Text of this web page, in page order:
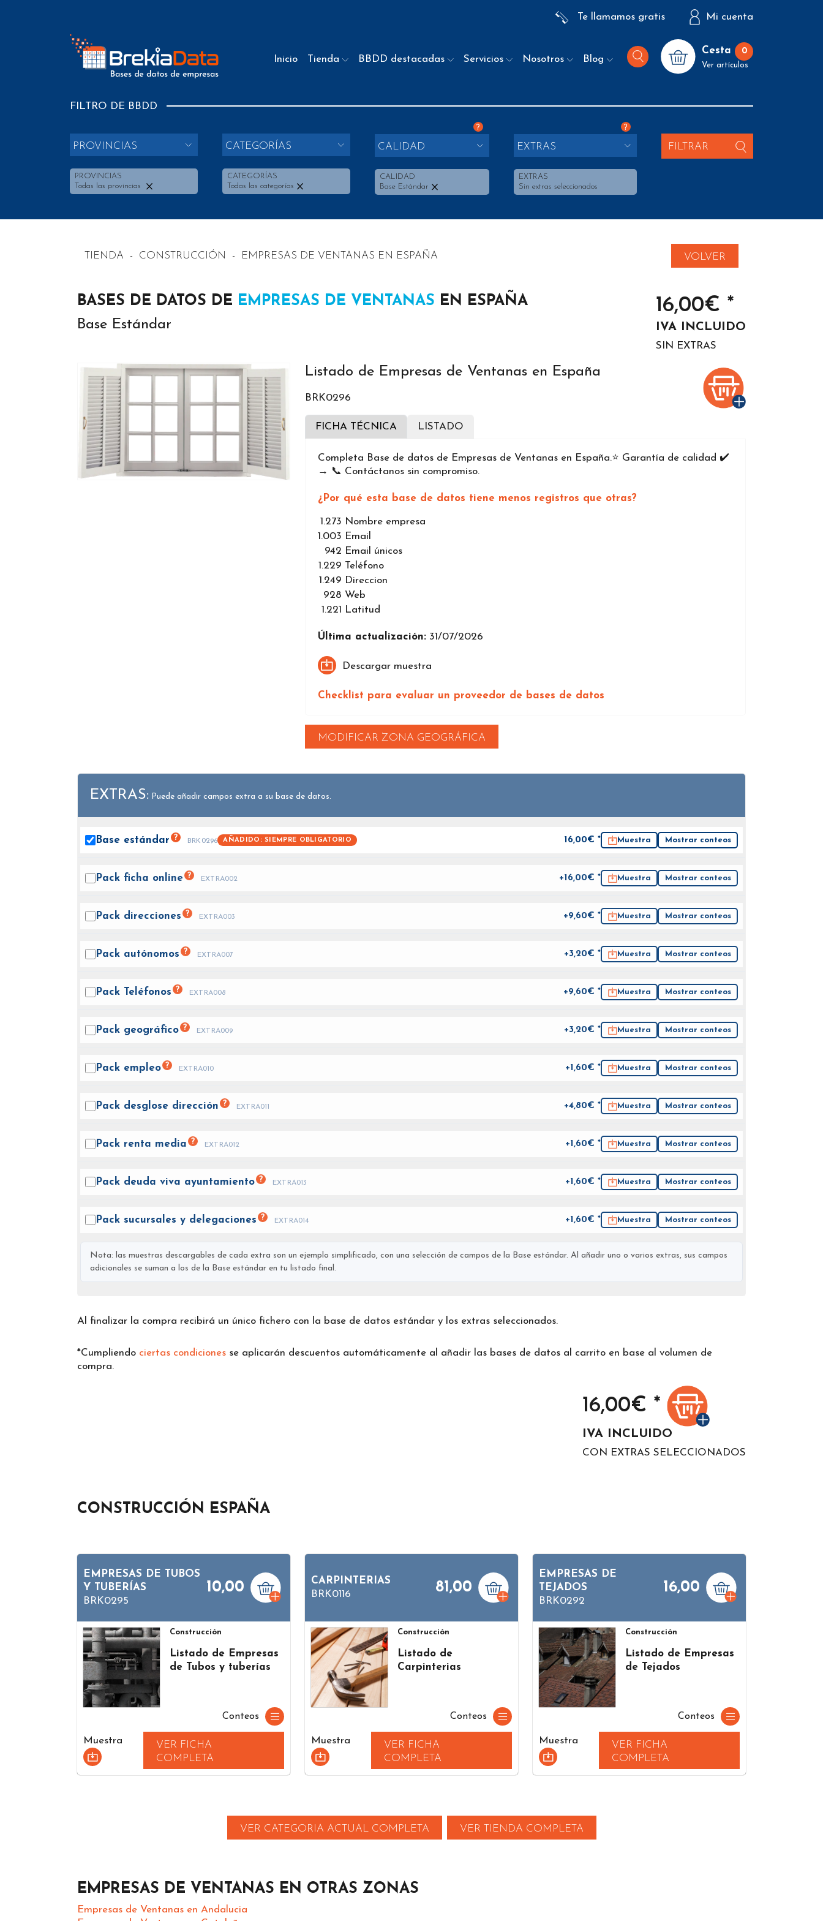
Te llamamos gratis Mi cuenta
Inicio Tienda BBDD destacadas Servicios Nosotros Blog
Cesta 0
Ver artículos
FILTRO DE BBDD
PROVINCIAS
PROVINCIAS
Todas las provincias
CATEGORÍAS
CATEGORÍAS
Todas las categorías
?
CALIDAD
CALIDAD
Base Estándar
?
EXTRAS
EXTRAS
Sin extras seleccionados
FILTRAR
TIENDA - CONSTRUCCIÓN - EMPRESAS DE VENTANAS EN ESPAÑA VOLVER
BASES DE DATOS DE EMPRESAS DE VENTANAS EN ESPAÑA
Base Estándar
16,00€ *
IVA INCLUIDO
SIN EXTRAS
Listado de Empresas de Ventanas en España
BRK0296
FICHA TÉCNICA LISTADO
Completa Base de datos de Empresas de Ventanas en España.⭐️ Garantía de calidad ✔️
→ 📞 Contáctanos sin compromiso.
¿Por qué esta base de datos tiene menos registros que otras?
1.273 Nombre empresa
1.003 Email
942 Email únicos
1.229 Teléfono
1.249 Direccion
928 Web
1.221
Latitud
Última actualización: 31/07/2026
Descargar muestra
Checklist para evaluar un proveedor de bases de datos
MODIFICAR ZONA GEOGRÁFICA
EXTRAS: Puede añadir campos extra a su base de datos.
Base estándar ? BRK0296 AÑADIDO: SIEMPRE OBLIGATORIO 16,00€ * Muestra Mostrar conteos
Pack ficha online ? EXTRA002 +16,00€ * Muestra Mostrar conteos
Pack direcciones ? EXTRA003 +9,60€ * Muestra Mostrar conteos
Pack autónomos ? EXTRA007 +3,20€ * Muestra Mostrar conteos
Pack Teléfonos ? EXTRA008 +9,60€ * Muestra Mostrar conteos
Pack geográfico ? EXTRA009 +3,20€ * Muestra Mostrar conteos
Pack empleo ? EXTRA010 +1,60€ * Muestra Mostrar conteos
Pack desglose dirección ? EXTRA011 +4,80€ * Muestra Mostrar conteos
Pack renta media ? EXTRA012 +1,60€ * Muestra Mostrar conteos
Pack deuda viva ayuntamiento ? EXTRA013 +1,60€ * Muestra Mostrar conteos
Pack sucursales y delegaciones ? EXTRA014 +1,60€ * Muestra Mostrar conteos
Nota: las muestras descargables de cada extra son un ejemplo simplificado, con una selección de campos de la Base estándar. Al añadir uno o varios extras, sus campos
adicionales se suman a los de la Base estándar en tu listado final.
Al finalizar la compra recibirá un único fichero con la base de datos estándar y los extras seleccionados.
*Cumpliendo ciertas condiciones se aplicarán descuentos automáticamente al añadir las bases de datos al carrito en base al volumen de
compra.
16,00€ *
IVA INCLUIDO
CON EXTRAS SELECCIONADOS
CONSTRUCCIÓN ESPAÑA
EMPRESAS DE TUBOS
Y TUBERÍAS
BRK0295
10,00
Construcción
Listado de Empresas
de Tubos y tuberías
Conteos
Muestra
VER FICHA
COMPLETA
CARPINTERIAS
BRK0116
81,00
Construcción
Listado de
Carpinterias
Conteos
Muestra
VER FICHA
COMPLETA
EMPRESAS DE
TEJADOS
BRK0292
16,00
Construcción
Listado de Empresas
de Tejados
Conteos
Muestra
VER FICHA
COMPLETA
VER CATEGORIA ACTUAL COMPLETA VER TIENDA COMPLETA
EMPRESAS DE VENTANAS EN OTRAS ZONAS
Empresas de Ventanas en Andalucia